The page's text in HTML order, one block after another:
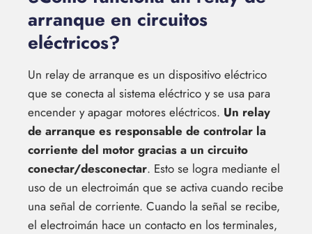
arranque en circuitos
eléctricos?
Un relay de arranque es un dispositivo eléctrico
que se conecta al sistema eléctrico y se usa para
encender y apagar motores eléctricos. Un relay
de arranque es responsable de controlar la
corriente del motor gracias a un circuito
conectar/desconectar. Esto se logra mediante el
uso de un electroimán que se activa cuando recibe
una señal de corriente. Cuando la señal se recibe,
el electroimán hace un contacto en los terminales,